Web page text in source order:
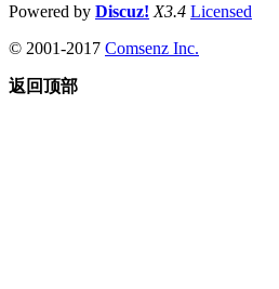
Powered by Discuz! X3.4 Licensed
© 2001-2017 Comsenz Inc.
返回顶部